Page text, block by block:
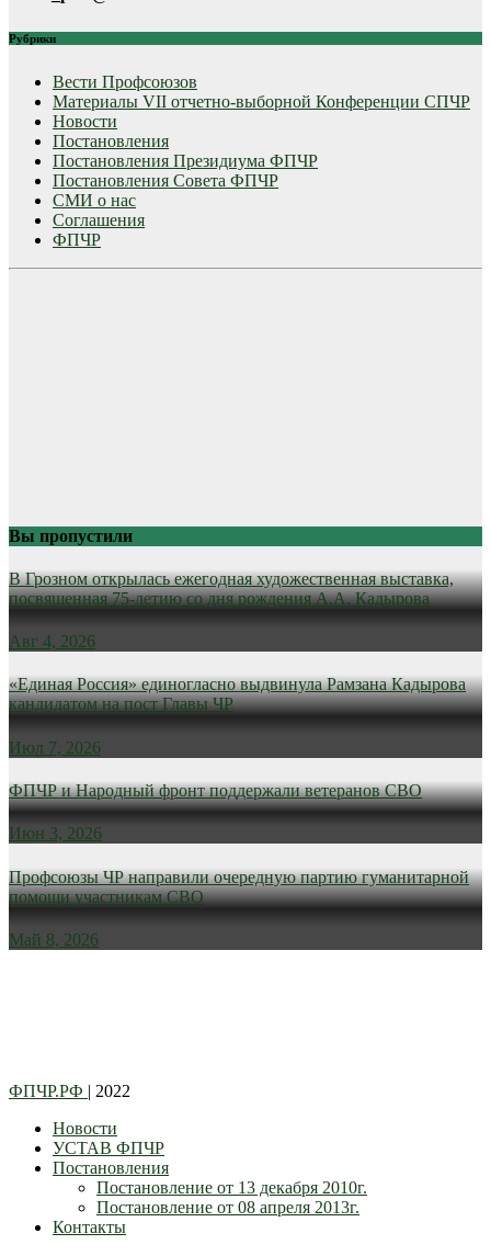
Рубрики
Вести Профсоюзов
Материалы VII отчетно-выборной Конференции СПЧР
Новости
Постановления
Постановления Президиума ФПЧР
Постановления Совета ФПЧР
СМИ о нас
Соглашения
ФПЧР
Вы пропустили
В Грозном открылась ежегодная художественная выставка,
посвященная 75-летию со дня рождения А.А. Кадырова
Авг 4, 2026
«Единая Россия» единогласно выдвинула Рамзана Кадырова
кандидатом на пост Главы ЧР
Июл 7, 2026
ФПЧР и Народный фронт поддержали ветеранов СВО
Июн 3, 2026
Профсоюзы ЧР направили очередную партию гуманитарной
помощи участникам СВО
Май 8, 2026
ФПЧР.РФ | 2022
Новости
УСТАВ ФПЧР
Постановления
Постановление от 13 декабря 2010г.
Постановление от 08 апреля 2013г.
Контакты